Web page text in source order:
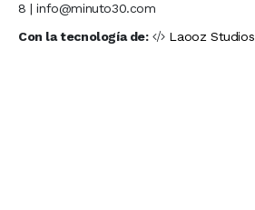
8 | info@minuto30.com
Con la tecnología de:
Laooz Studios